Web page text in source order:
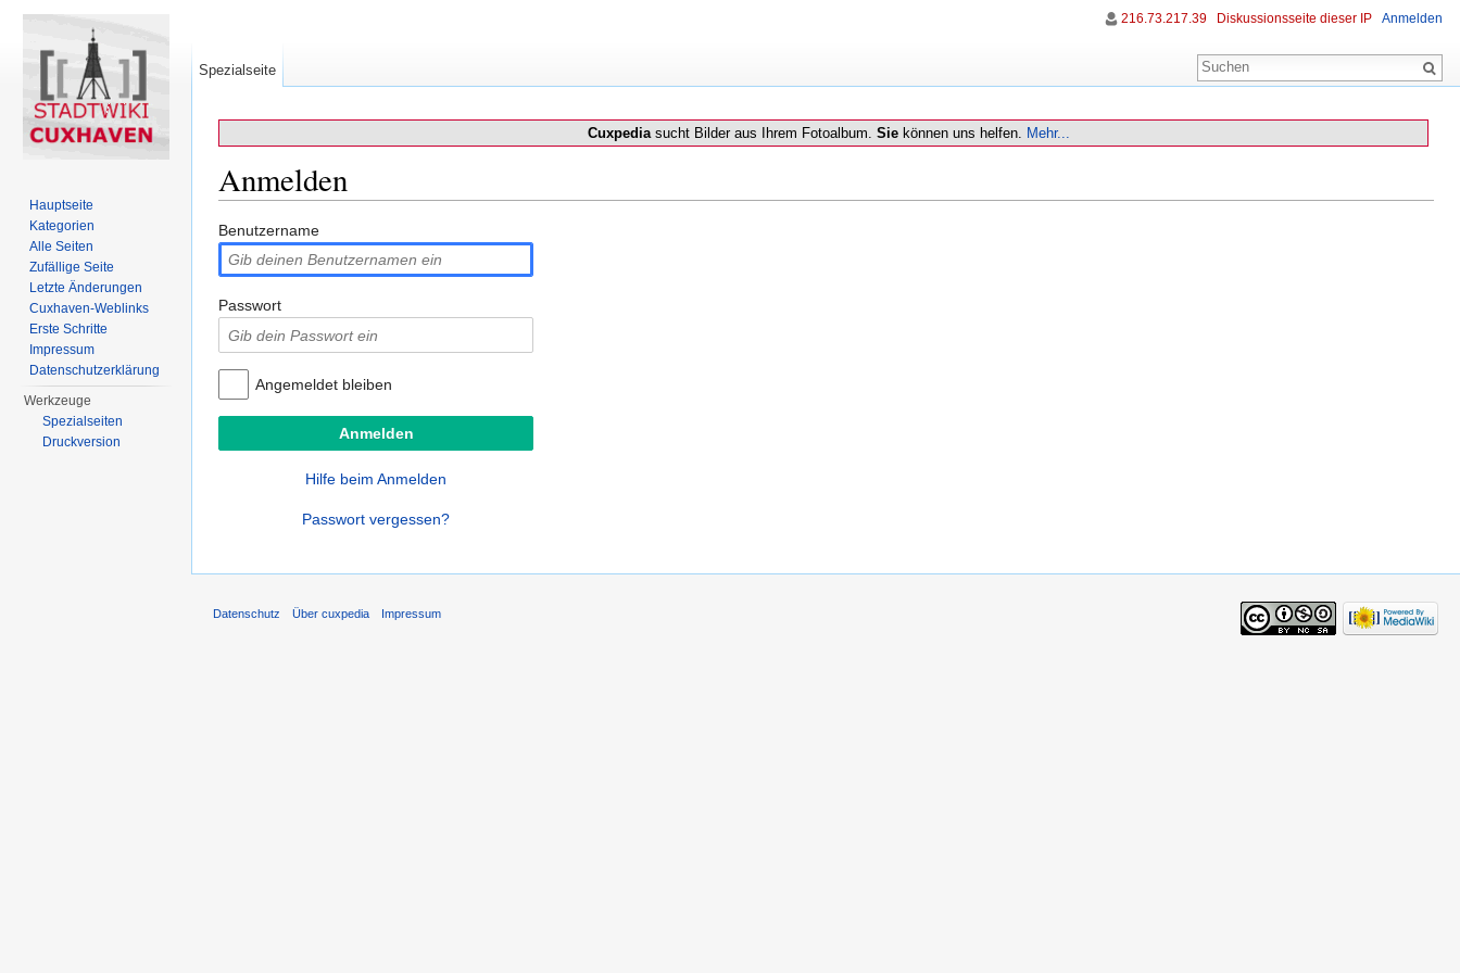
Cuxpediasucht Bilder aus Ihrem Fotoalbum. Sie können uns helfen. Mehr...
Anmelden
Benutzername
Passwort
Angemeldet bleiben
Hilfe beim Anmelden
Passwort vergessen?
216.73.217.39 Diskussionsseite dieser IP Anmelden
Spezialseite
Hauptseite
Kategorien
Alle Seiten
Zufällige Seite
Letzte Änderungen
Cuxhaven-Weblinks
Erste Schritte
Impressum
Datenschutzerklärung
Werkzeuge
Spezialseiten
Druckversion
Datenschutz Über cuxpedia Impressum